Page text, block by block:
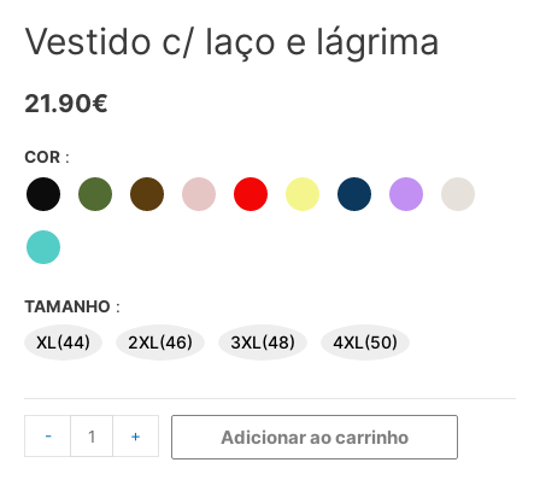
Vestido c/ laço e lágrima
21.90€
COR :
TAMANHO :
XL(44) 2XL(46) 3XL(48) 4XL(50)
- + Adicionar ao carrinho